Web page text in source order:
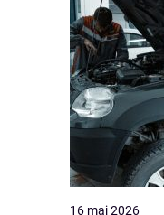
16 maj 2026